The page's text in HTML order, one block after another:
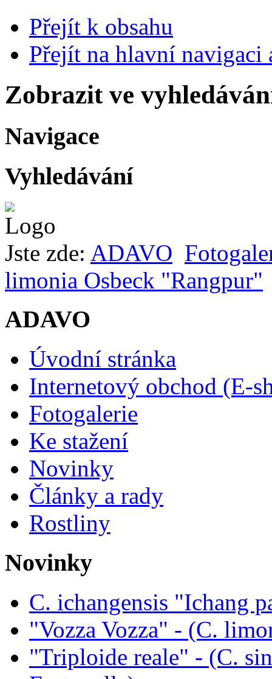
Přejít k obsahu
Přejít na hlavní navigaci
Zobrazit ve
Navigace
Vyhledávání
Jste zde: ADAVO
limonia Osbeck "Rangpur"
ADAVO
Úvodní stránka
Internetový obchod (E-
Fotogalerie
Ke stažení
Novinky
Články a rady
Rostliny
Novinky
C. ichangensis "Ichang
"Vozza Vozza" - (C.
"Triploide reale" - (C.